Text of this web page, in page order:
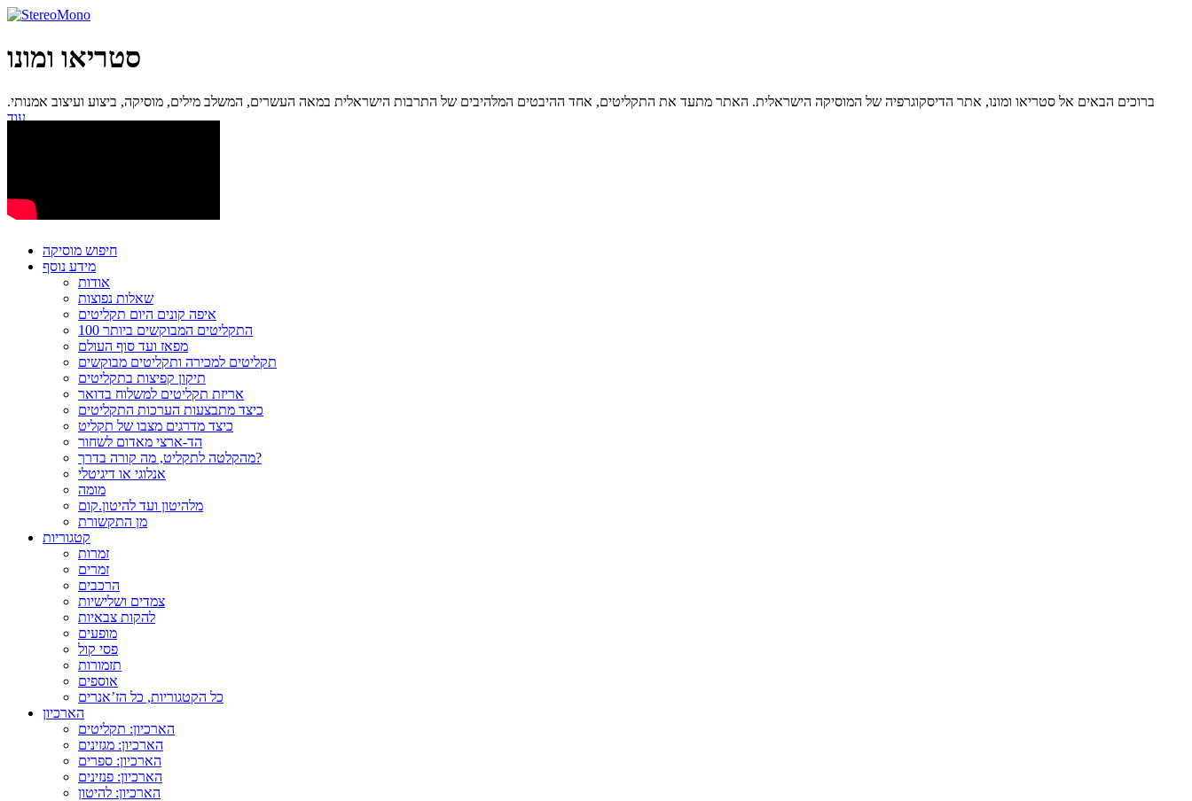
סטריאו ומונו
ברוכים הבאים אל סטריאו ומונו, אתר הדיסקוגרפיה של המוסיקה הישראלית. האתר מתעד את התקליטים, אחד ההיבטים המלהיבים של התרבות הישראלית במאה העשרים, המשלב מילים, מוסיקה, ביצוע ועיצוב אמנותי.
עוד...
חיפוש מוסיקה
מידע נוסף
אודות
שאלות נפוצות
איפה קונים היום תקליטים
100 התקליטים המבוקשים ביותר
מפאז ועד סוף העולם
תקליטים למכירה ותקליטים מבוקשים
תיקון קפיצות בתקליטים
אריזת תקליטים למשלוח בדואר
כיצד מתבצעות הערכות התקליטים
כיצד מדרגים מצבו של תקליט
הד-ארצי מאדום לשחור
מהקלטה לתקליט, מה קורה בדרך?
אנלוגי או דיגיטלי
מומה
מלהיטון ועד להיטון.קום
מן התקשורת
קטגוריות
זמרות
זמרים
הרכבים
צמדים ושלישיות
להקות צבאיות
מופעים
פסי קול
תזמורות
אוספים
כל הקטגוריות, כל הז’אנרים
הארכיון
הארכיון: תקליטים
הארכיון: מגזינים
הארכיון: ספרים
הארכיון: פנזינים
הארכיון: להיטון